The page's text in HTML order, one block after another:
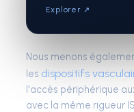
Explorer ↗
Nous menons
les dispositifs
l'accès périphérique
avec la même rigueur